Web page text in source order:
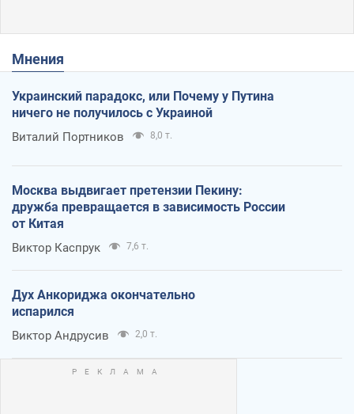
Мнения
Украинский парадокс, или Почему у Путина
ничего не получилось с Украиной
Виталий Портников 8,0 т.
Москва выдвигает претензии Пекину:
дружба превращается в зависимость России
от Китая
Виктор Каспрук 7,6 т.
Дух Анкориджа окончательно
испарился
Виктор Андрусив 2,0 т.